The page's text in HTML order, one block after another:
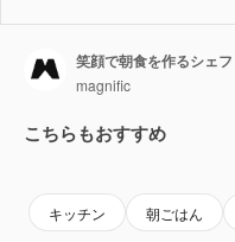
笑顔で朝食を作るシェフ
magnific
こちらもおすすめ
キッチン 朝ごはん